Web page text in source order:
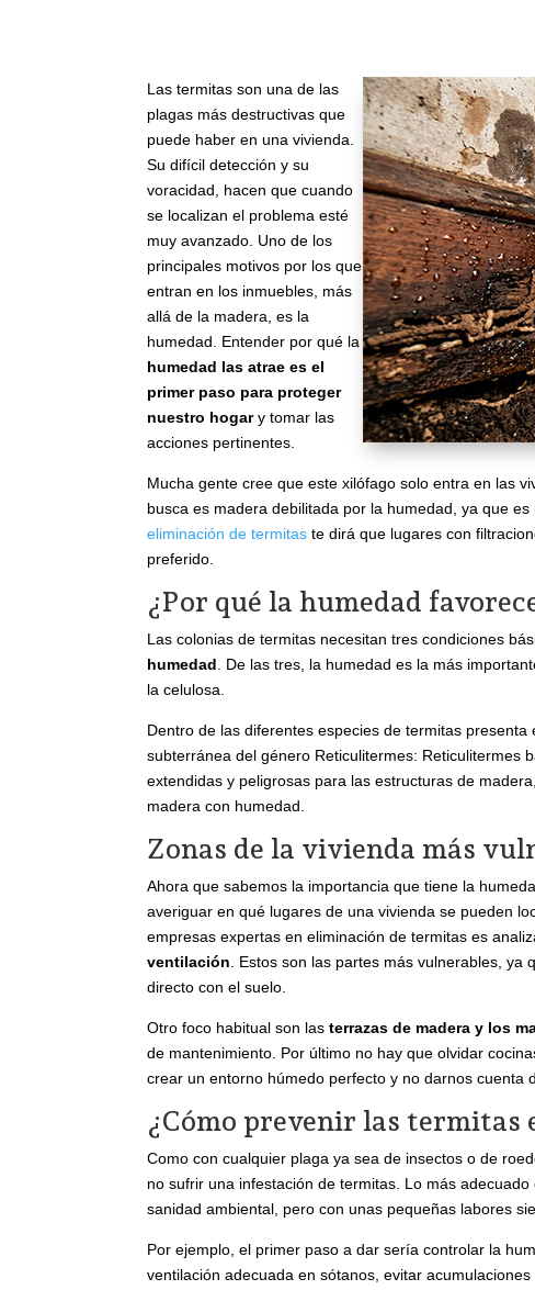
Las termitas son una de las
plagas más destructivas que
puede haber en una vivienda.
Su difícil detección y su
voracidad, hacen que cuando
se localizan el problema esté
muy avanzado. Uno de los
principales motivos por los que
entran en los inmuebles, más
allá de la madera, es la
humedad. Entender por qué la
humedad las atrae es el
primer paso para proteger
nuestro hogary tomar las
acciones pertinentes.
Mucha gente cree que este xilófago solo entra en las
busca es madera debilitada por la humedad, ya que
eliminación de termitas te dirá que lugares con
preferido.
¿Por qué la humedad
Las colonias de termitas necesitan tres condiciones
humedad . De las tres, la humedad es la más
la celulosa.
Dentro de las diferentes especies de termitas
subterránea del género Reticulitermes: Reticulitermes
extendidas y peligrosas para las estructuras de
madera con humedad.
Zonas de la vivienda más
Ahora que sabemos la importancia que tiene la
averiguar en qué lugares de una vivienda se pueden
empresas expertas en eliminación de termitas es
ventilación . Estos son las partes más vulnerables,
directo con el suelo.
Otro foco habitual son lasterrazas de madera y los
de mantenimiento. Por último no hay que olvidar
crear un entorno húmedo perfecto y no darnos cuenta
¿Cómo prevenir las termitas
Como con cualquier plaga ya sea de insectos o de
no sufrir una infestación de termitas. Lo más
sanidad ambiental, pero con unas pequeñas labores
Por ejemplo, el primer paso a dar sería controlar la
ventilación adecuada en sótanos, evitar